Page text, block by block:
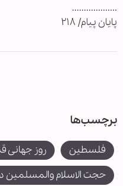
...................
پایان پیام/ ۲۱۸
برچسب‌ها
فلسطین
روز
حجت الاسلام والمسلمین